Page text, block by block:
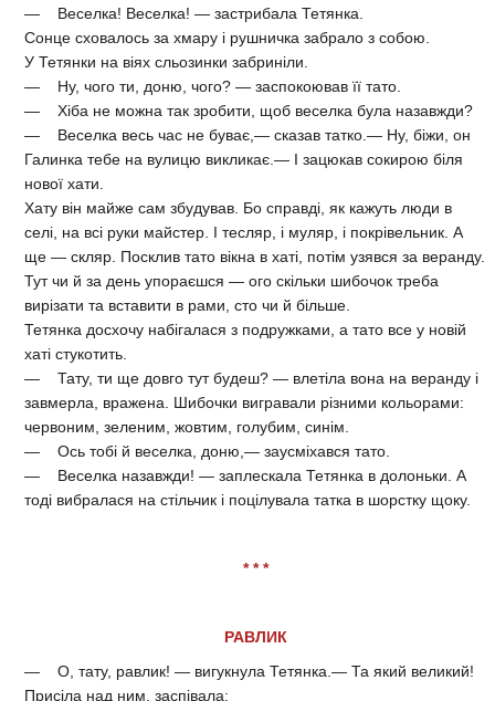
— Веселка! Веселка! — застрибала Тетянка.
Сонце сховалось за хмару і рушничка забрало з собою.
У Тетянки на віях сльозинки забриніли.
— Ну, чого ти, доню, чого? — заспокоював її тато.
— Хіба не можна так зробити, щоб веселка була назавжди?
— Веселка весь час не буває,— сказав татко.— Ну, біжи, он
Галинка тебе на вулицю викликає.— І зацюкав сокирою біля
нової хати.
Хату він майже сам збудував. Бо справді, як кажуть люди в
селі, на всі руки майстер. І тесляр, і муляр, і покрівельник. А
ще — скляр. Посклив тато вікна в хаті, потім узявся за веранду.
Тут чи й за день упораєшся — ого скільки шибочок треба
вирізати та вставити в рами, сто чи й більше.
Тетянка досхочу набігалася з подружками, а тато все у новій
хаті стукотить.
— Тату, ти ще довго тут будеш? — влетіла вона на веранду і
завмерла, вражена. Шибочки вигравали різними кольорами:
червоним, зеленим, жовтим, голубим, синім.
— Ось тобі й веселка, доню,— заусміхався тато.
— Веселка назавжди! — заплескала Тетянка в долоньки. А
тоді вибралася на стільчик і поцілувала татка в шорстку щоку.
* * *
РАВЛИК
— О, тату, равлик! — вигукнула Тетянка.— Та який великий!
Присіла над ним, заспівала: